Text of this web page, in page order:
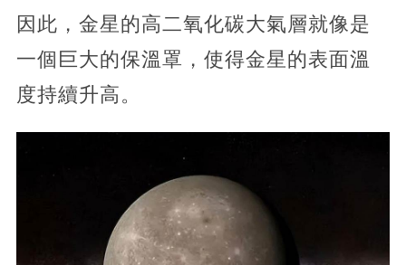
因此，金星的高二氧化碳大氣層就像是
一個巨大的保溫罩，使得金星的表面溫
度持續升高。